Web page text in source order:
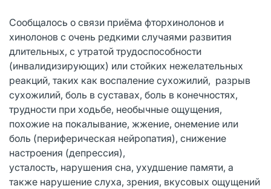
Сообщалось о связи приёма фторхинолонов и
хинолонов с очень редкими случаями развития
длительных, с утратой трудоспособности
(инвалидизирующих) или стойких нежелательных
реакций, таких как воспаление сухожилий, разрыв
сухожилий, боль в суставах, боль в конечностях,
трудности при ходьбе, необычные ощущения,
похожие на покалывание, жжение, онемение или
боль (периферическая нейропатия), снижение
настроения (депрессия),
усталость, нарушения сна, ухудшение памяти, а
также нарушение слуха, зрения, вкусовых ощущений